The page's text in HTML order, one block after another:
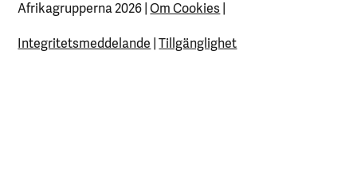
Afrikagrupperna 2026 |Om Cookies |
Integritetsmeddelande |Tillgänglighet